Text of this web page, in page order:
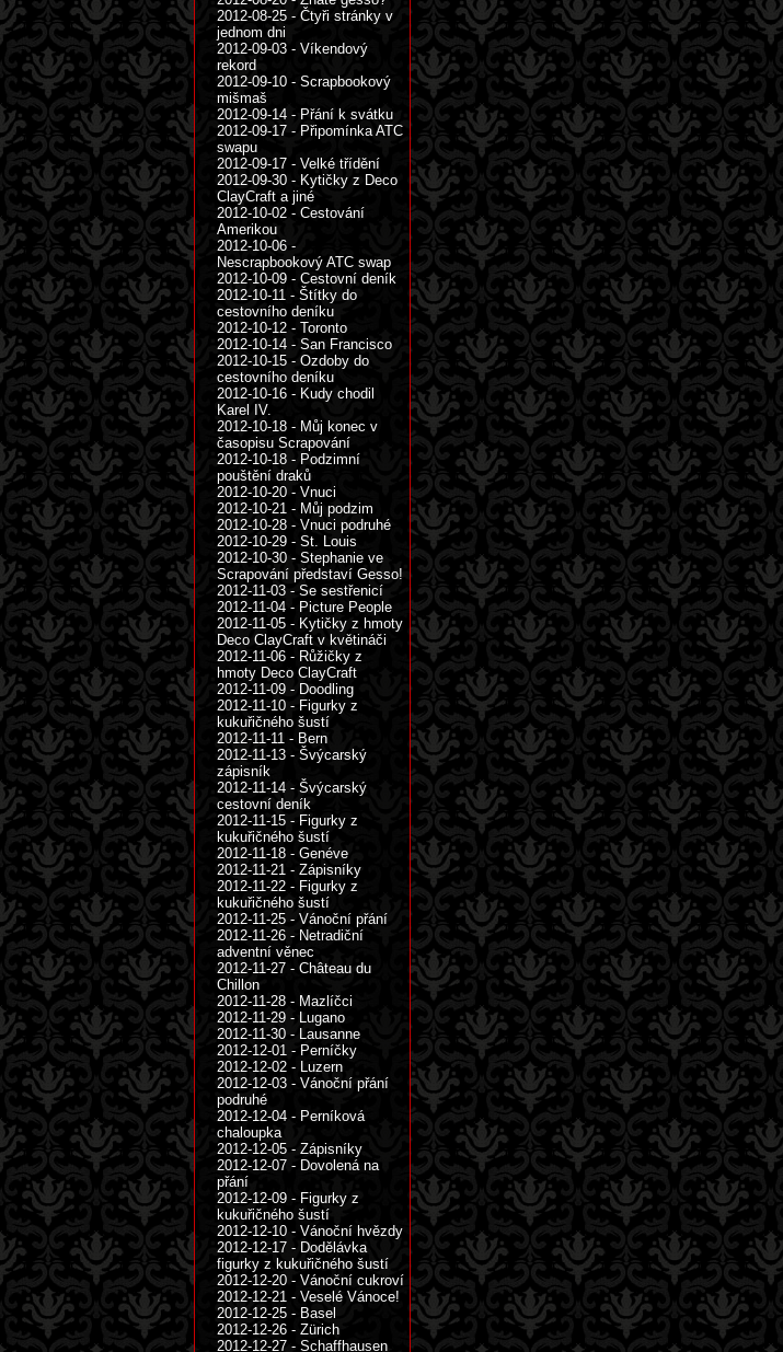
2012-08-25 - Čtyři stránky v
jednom dni
2012-09-03 - Víkendový
rekord
2012-09-10 - Scrapbookový
mišmaš
2012-09-14 - Přání k svátku
2012-09-17 - Připomínka ATC
swapu
2012-09-17 - Velké třídění
2012-09-30 - Kytičky z Deco
ClayCraft a jiné
2012-10-02 - Cestování
Amerikou
2012-10-06 -
Nescrapbookový ATC swap
2012-10-09 - Cestovní deník
2012-10-11 - Štítky do
cestovního deníku
2012-10-12 - Toronto
2012-10-14 - San Francisco
2012-10-15 - Ozdoby do
cestovního deníku
2012-10-16 - Kudy chodil
Karel IV.
2012-10-18 - Můj konec v
časopisu Scrapování
2012-10-18 - Podzimní
pouštění draků
2012-10-20 - Vnuci
2012-10-21 - Můj podzim
2012-10-28 - Vnuci podruhé
2012-10-29 - St. Louis
2012-10-30 - Stephanie ve
Scrapování představí Gesso!
2012-11-03 - Se sestřenicí
2012-11-04 - Picture People
2012-11-05 - Kytičky z hmoty
Deco ClayCraft v květináči
2012-11-06 - Růžičky z
hmoty Deco ClayCraft
2012-11-09 - Doodling
2012-11-10 - Figurky z
kukuřičného šustí
2012-11-11 - Bern
2012-11-13 - Švýcarský
zápisník
2012-11-14 - Švýcarský
cestovní deník
2012-11-15 - Figurky z
kukuřičného šustí
2012-11-18 - Genéve
2012-11-21 - Zápisníky
2012-11-22 - Figurky z
kukuřičného šustí
2012-11-25 - Vánoční přání
2012-11-26 - Netradiční
adventní věnec
2012-11-27 - Château du
Chillon
2012-11-28 - Mazlíčci
2012-11-29 - Lugano
2012-11-30 - Lausanne
2012-12-01 - Perníčky
2012-12-02 - Luzern
2012-12-03 - Vánoční přání
podruhé
2012-12-04 - Perníková
chaloupka
2012-12-05 - Zápisníky
2012-12-07 - Dovolená na
přání
2012-12-09 - Figurky z
kukuřičného šustí
2012-12-10 - Vánoční hvězdy
2012-12-17 - Dodělávka
figurky z kukuřičného šustí
2012-12-20 - Vánoční cukroví
2012-12-21 - Veselé Vánoce!
2012-12-25 - Basel
2012-12-26 - Zürich
2012-12-27 - Schaffhausen